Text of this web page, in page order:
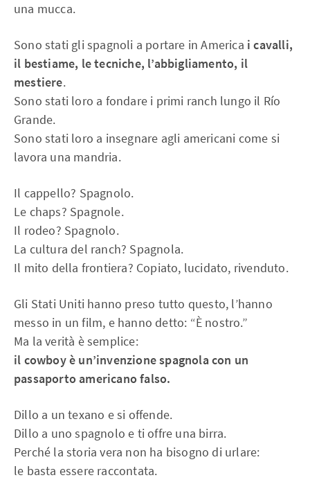
una mucca.
Sono stati gli spagnoli a portare in America i cavalli,
il bestiame, le tecniche, l’abbigliamento, il
mestiere.
Sono stati loro a fondare i primi ranch lungo il Río
Grande.
Sono stati loro a insegnare agli americani come si
lavora una mandria.
Il cappello? Spagnolo.
Le chaps? Spagnole.
Il rodeo? Spagnolo.
La cultura del ranch? Spagnola.
Il mito della frontiera? Copiato, lucidato, rivenduto.
Gli Stati Uniti hanno preso tutto questo, l’hanno
messo in un film, e hanno detto: “È nostro.”
Ma la verità è semplice:
il cowboy è un’invenzione spagnola con un
passaporto americano falso.
Dillo a un texano e si offende.
Dillo a uno spagnolo e ti offre una birra.
Perché la storia vera non ha bisogno di urlare:
le basta essere raccontata.